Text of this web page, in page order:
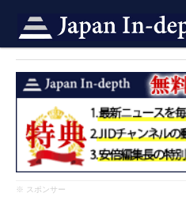
※ スポンサー